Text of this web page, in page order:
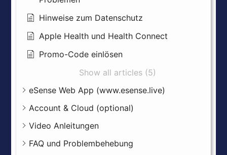
Hinweise zum Datenschutz
Apple Health und Health Connect
Promo-Code einlösen
Show all articles (5)
eSense Web App (www.esense.live)
Account & Cloud (optional)
Video Anleitungen
FAQ und Problembehebung